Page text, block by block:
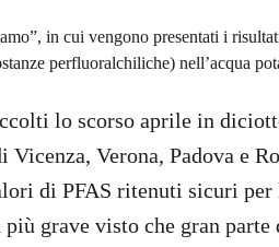
in cui vengono presentati i
perfluoralchiliche) nell’acqua
lo scorso aprile in
Verona, Padova e
di PFAS ritenuti sicuri per
grave visto che gran parte